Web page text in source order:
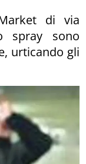
di via
spray sono
urticando gli